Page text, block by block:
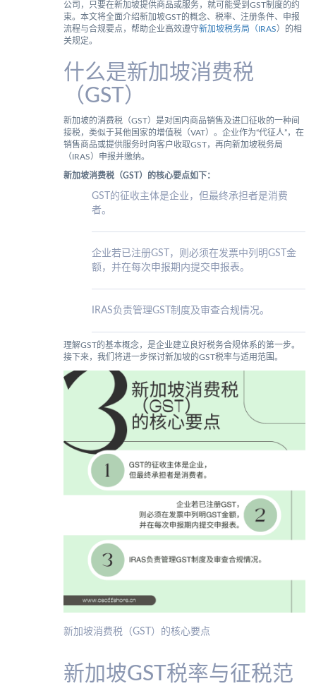
公司，只要在新加坡提供商品或服务，就可能受到GST制度的约
束。本文将全面介绍新加坡GST的概念、税率、注册条件、申报
流程与合规要点，帮助企业高效遵守新加坡税务局（IRAS）的相
关规定。
什么是新加坡消费税
（GST）
新加坡的消费税（GST）是对国内商品销售及进口征收的一种间
接税，类似于其他国家的增值税（VAT）。企业作为“代征人”，在
销售商品或提供服务时向客户收取GST，再向新加坡税务局
（IRAS）申报并缴纳。
新加坡消费税（GST）的核心要点如下：
GST的征收主体是企业，但最终承担者是消费
者。
企业若已注册GST，则必须在发票中列明GST金
额，并在每次申报期内提交申报表。
IRAS负责管理GST制度及审查合规情况。
理解GST的基本概念，是企业建立良好税务合规体系的第一步。
接下来，我们将进一步探讨新加坡的GST税率与适用范围。
新加坡消费税（GST）的核心要点
新加坡GST税率与征税范